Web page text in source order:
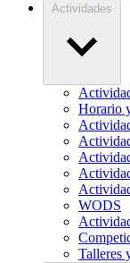
Actividades
Horario
WODS
Talleres